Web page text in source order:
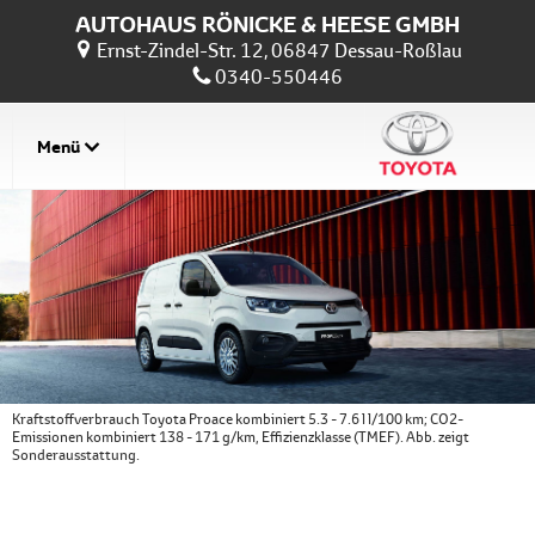
AUTOHAUS RÖNICKE & HEESE GMBH
Ernst-Zindel-Str. 12, 06847 Dessau-Roßlau
0340-550446
Menü
Kraftstoffverbrauch Toyota Proace kombiniert 5.3 - 7.6 l l/100 km; CO2-
Emissionen kombiniert 138 - 171 g/km, Effizienzklasse (TMEF). Abb. zeigt
Sonderausstattung.